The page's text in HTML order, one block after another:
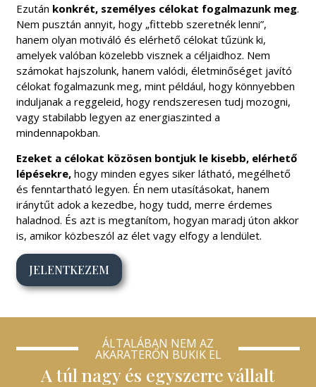
Ezután konkrét, személyes célokat fogalmazunk meg.
Nem pusztán annyit, hogy „fittebb szeretnék lenni”,
hanem olyan motiváló és elérhető célokat tűzünk ki,
amelyek valóban közelebb visznek a céljaidhoz. Nem
számokat hajszolunk, hanem valódi, életminőséget javító
célokat fogalmazunk meg, mint például, hogy könnyebben
induljanak a reggeleid, hogy rendszeresen tudj mozogni,
vagy stabilabb legyen az energiaszinted a
mindennapokban.
Ezeket a célokat közösen bontjuk le kisebb, elérhető
lépésekre,hogy minden egyes siker látható, megélhető
és fenntartható legyen. Én nem utasításokat, hanem
iránytűt adok a kezedbe, hogy tudd, merre érdemes
haladnod. És azt is megtanítom, hogyan maradj úton akkor
is, amikor közbeszól az élet vagy elfogy a lendület.
JELENTKEZEM
ÁLTALÁBAN NEM AZ
AKARATERŐN BUKIK EL
A túl nagy és egyszerre vállalt